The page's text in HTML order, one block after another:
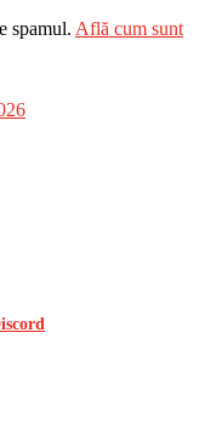
spamul. Află cum sunt